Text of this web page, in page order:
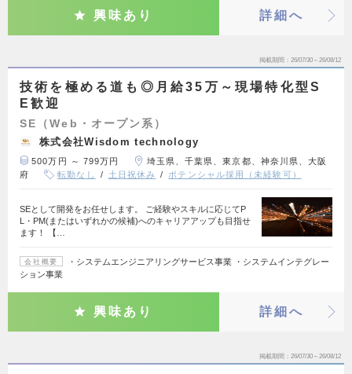
興味あり 詳細へ
掲載期間 26/07/30～26/08/12
技術を極める道も◎月給35万～現場特化型S
E歓迎
SE（Web・オープン系）
株式会社Wisdom technology
500万円 ～ 799万円
埼玉県、千葉県、東京都、神奈川県、大阪
府
転勤なし 土日祝休み ポテンシャル採用（未経験可）
SEとして開発をお任せします。 ご経験やスキルに応じてP
L・PM(またはいずれかの候補)へのキャリアアップも目指せ
ます！ 【…
会社概要
・システムエンジニアリングサービス事業 ・システムインテグレー
ション事業
興味あり 詳細へ
掲載期間 26/07/30～26/08/12